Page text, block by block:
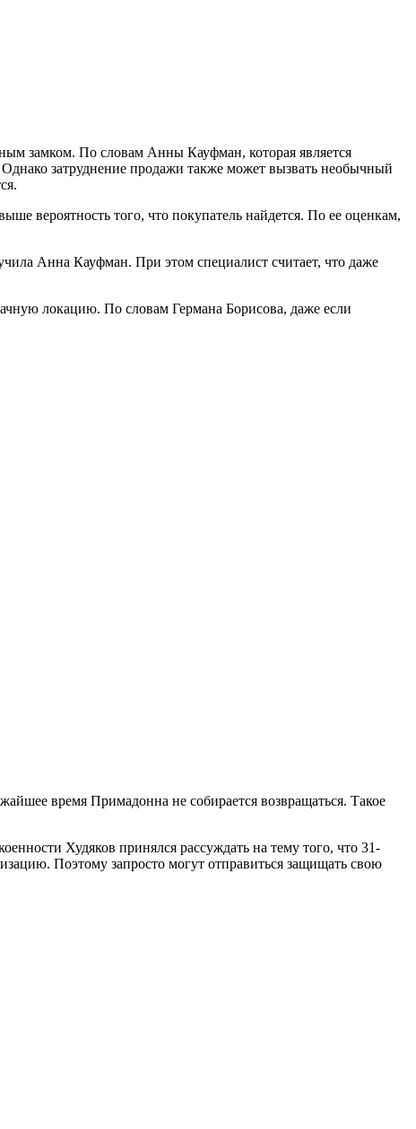
замком. По словам Анны Кауфман, которая является
затруднение продажи также может вызвать необычный
вероятность того, что покупатель найдется. По ее оценкам,
Анна Кауфман. При этом специалист считает, что даже
локацию. По словам Германа Борисова, даже если
время Примадонна не собирается возвращаться. Такое
Худяков принялся рассуждать на тему того, что 31-
Поэтому запросто могут отправиться защищать свою